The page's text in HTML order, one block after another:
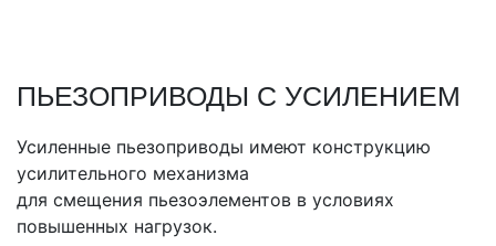
ПЬЕЗОПРИВОДЫ С УСИЛЕНИЕМ
Усиленные пьезоприводы имеют конструкцию
усилительного механизма
для смещения пьезоэлементов в условиях
повышенных нагрузок.